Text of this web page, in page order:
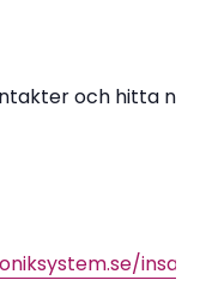
och hitta